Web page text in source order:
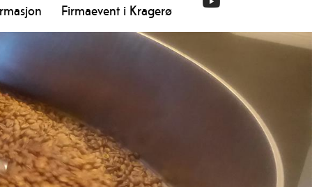
Firmaevent i Kragerø